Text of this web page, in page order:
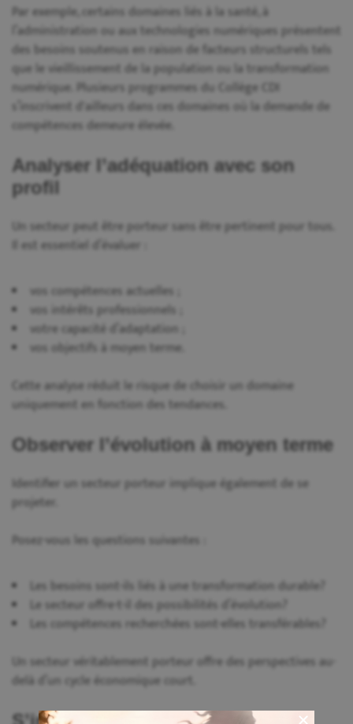
Par exemple, certains domaines liés à la santé, à
l’administration ou aux technologies numériques présentent
des besoins soutenus en raison de facteurs structurels tels
que le vieillissement de la population ou la transformation
numérique. Plusieurs programmes du Collège CDI
s’inscrivent d'ailleurs dans ces domaines où la demande de
compétences demeure élevée.
Analyser l’adéquation avec son
profil
Un secteur peut être porteur sans être pertinent pour tous.
Il est essentiel d’évaluer :
vos compétences actuelles ;
vos intérêts professionnels ;
votre capacité d’adaptation ;
vos objectifs à moyen terme.
Cette analyse réduit le risque de choisir un domaine
uniquement en fonction des tendances.
Observer l’évolution à moyen terme
Identifier un secteur porteur implique également de se
projeter.
Posez-vous les questions suivantes :
Les besoins sont-ils liés à une transformation durable?
Le secteur offre-t-il des possibilités d’évolution?
Les compétences recherchées sont-elles transférables?
Un secteur véritablement porteur offre des perspectives au-
delà d’un cycle économique court.